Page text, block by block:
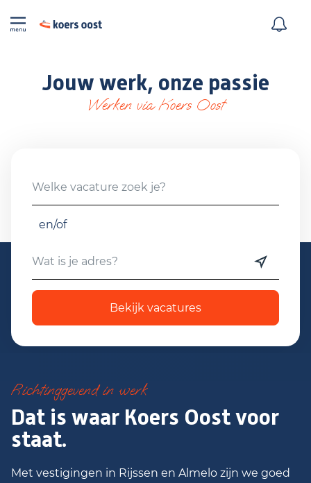
Jouw werk, onze passie
Werken via Koers Oost
en/of
Bekijk vacatures
Richtinggevend in werk
Dat is waar Koers Oost voor
staat.
Met vestigingen in Rijssen en Almelo zijn we goed